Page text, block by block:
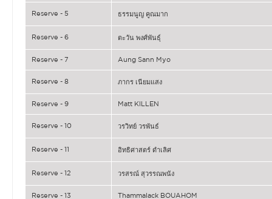
Reserve - 5 ธรรมนูญ คูณมาก
Reserve - 6 ตะวัน พงศ์พันธุ์
Reserve - 7 Aung Sann Myo
Reserve - 8 ภากร เนียมแสง
Reserve - 9 Matt KILLEN
Reserve - 10 วรวิทย์ วรพันธ์
Reserve - 11 อิทธิศาสตร์ ดำเลิศ
Reserve - 12 วรสรณ์ สุวรรณพนัง
Reserve - 13 Thammalack BOUAHOM